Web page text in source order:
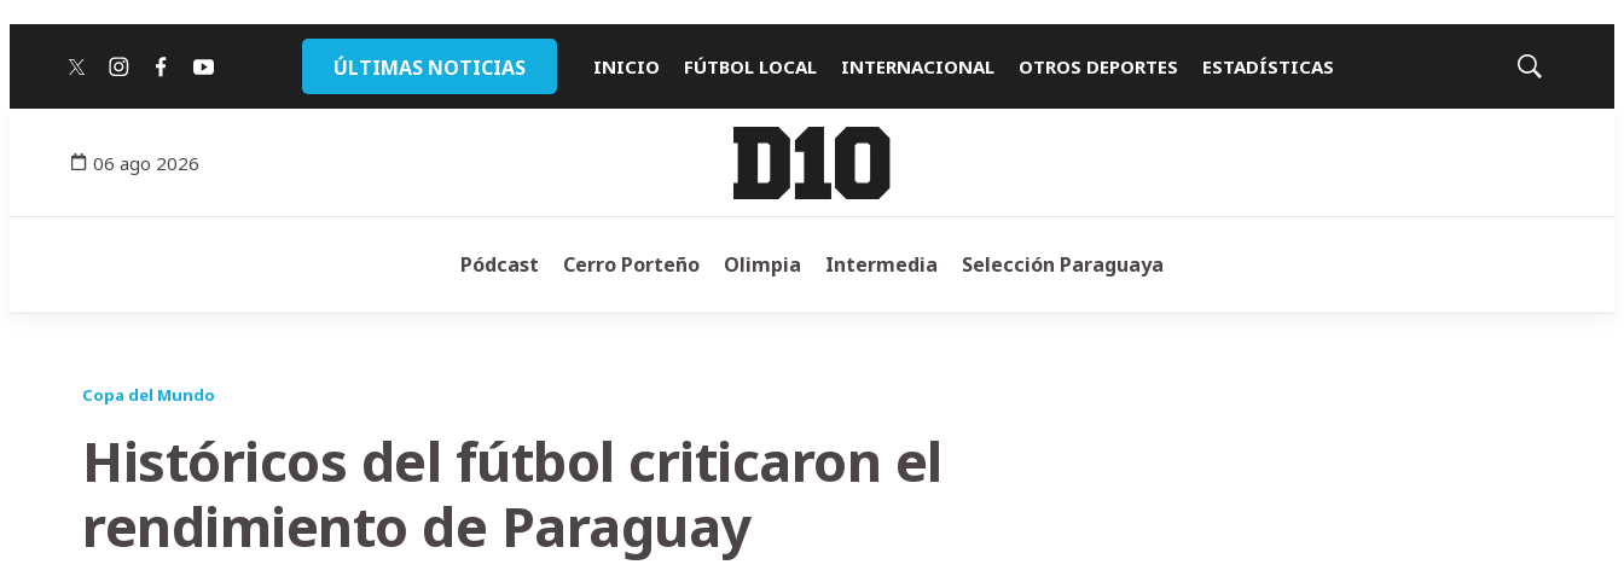
twitterinstagram
facebook
youtube ÚLTIMAS NOTICIAS INICIO FÚTBOL LOCAL INTERNACIONAL OTROS DEPORTES ESTADÍSTICAS
Mostrar
06 ago 2026
Pódcast Cerro Porteño Olimpia Intermedia Selección Paraguaya
Copa del Mundo
Históricos del fútbol criticaron el
rendimiento de Paraguay